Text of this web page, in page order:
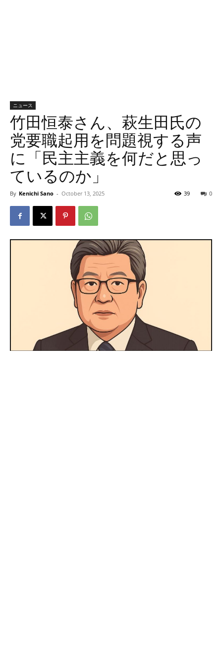
ニュース
竹田恒泰さん、萩生田氏の
党要職起用を問題視する声
に「民主主義を何だと思っ
ているのか」
By Kenichi Sano - October 13, 2025 0
39